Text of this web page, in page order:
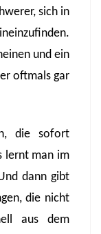
sich in
und ein
oftmals gar
die sofort
lernt man im
dann gibt
die nicht
aus dem